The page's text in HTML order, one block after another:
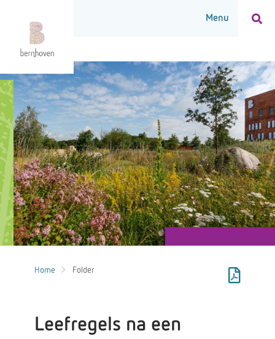
Home Folder
Leefregels na een